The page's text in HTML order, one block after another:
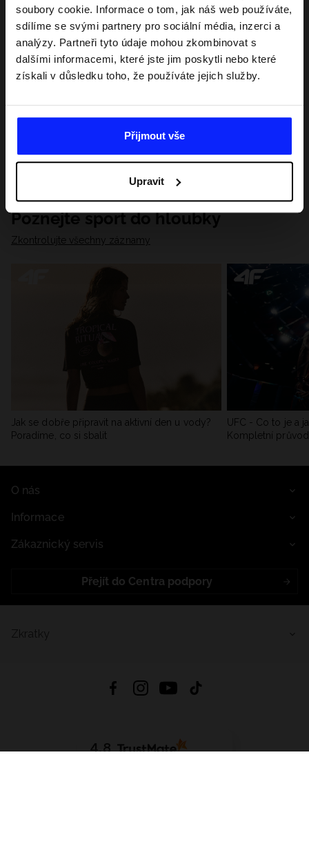
soubory cookie. Informace o tom, jak náš web používáte,
sdílíme se svými partnery pro sociální média, inzerci a
analýzy. Partneři tyto údaje mohou zkombinovat s
dalšími informacemi, které jste jim poskytli nebo které
získali v důsledku toho, že používáte jejich služby.
Přijmout vše
Upravit
Poznejte sport do hloubky
Zkontrolujte všechny záznamy
Jak se dobře připravit na aktivní den u vody?
Poradíme, co si sbalit
UFC - Co to je a
Kompletní
O nás
Informace
Zákaznický servis
Přejít do Centra podpory
4.8